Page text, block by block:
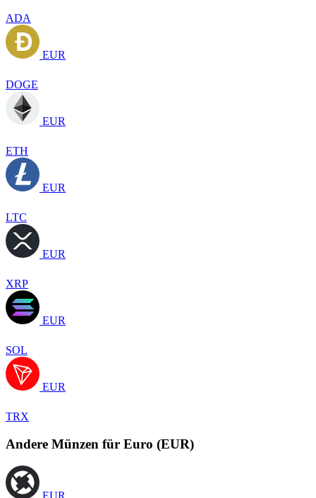
ADA
EUR
DOGE
EUR
ETH
EUR
LTC
EUR
XRP
EUR
SOL
EUR
TRX
Andere Münzen für Euro (EUR)
EUR